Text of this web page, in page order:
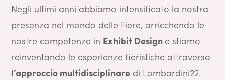
Negli ultimi anni abbiamo intensificato la nostra
presenza nel mondo delle Fiere, arricchendo le
nostre competenze in Exhibit Design e stiamo
reinventando le esperienze fieristiche attraverso
l’approccio multidisciplinaredi Lombardini22.